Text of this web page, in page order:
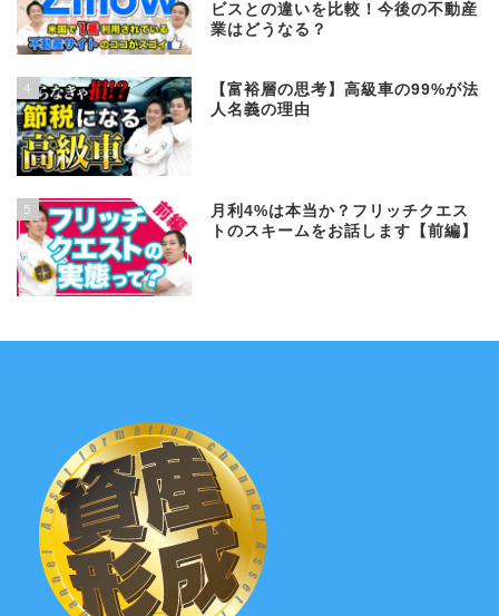
ビスとの違いを比較！今後の不動産
業はどうなる？
4
【富裕層の思考】高級車の99%が法
人名義の理由
5
月利4%は本当か？フリッチクエス
トのスキームをお話します【前編】